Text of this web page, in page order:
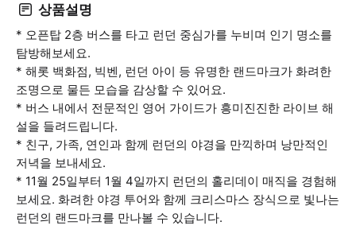
상품설명
* 오픈탑 2층 버스를 타고 런던 중심가를 누비며 인기 명소를
탐방해보세요.
* 해롯 백화점, 빅벤, 런던 아이 등 유명한 랜드마크가 화려한
조명으로 물든 모습을 감상할 수 있어요.
* 버스 내에서 전문적인 영어 가이드가 흥미진진한 라이브 해
설을 들려드립니다.
* 친구, 가족, 연인과 함께 런던의 야경을 만끽하며 낭만적인
저녁을 보내세요.
* 11월 25일부터 1월 4일까지 런던의 홀리데이 매직을 경험해
보세요. 화려한 야경 투어와 함께 크리스마스 장식으로 빛나는
런던의 랜드마크를 만나볼 수 있습니다.